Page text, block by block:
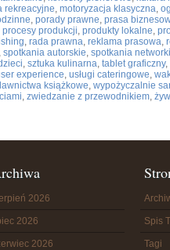
rekreacyjne, motoryzacja klasyczna,
, porady prawne, prasa
procesy produkcji, produkty lokalne,
, rada prawna, reklama prasowa,
, spotkania autorskie, spotkania
, sztuka kulinarna, tablet graficzny,
experience, usługi cateringowe,
książkowe, wypożyczalnie
, zwiedzanie z przewodnikiem,
2026
2026
2026
Spis
Tagi